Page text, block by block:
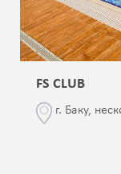
FS CLUB
г. Баку,